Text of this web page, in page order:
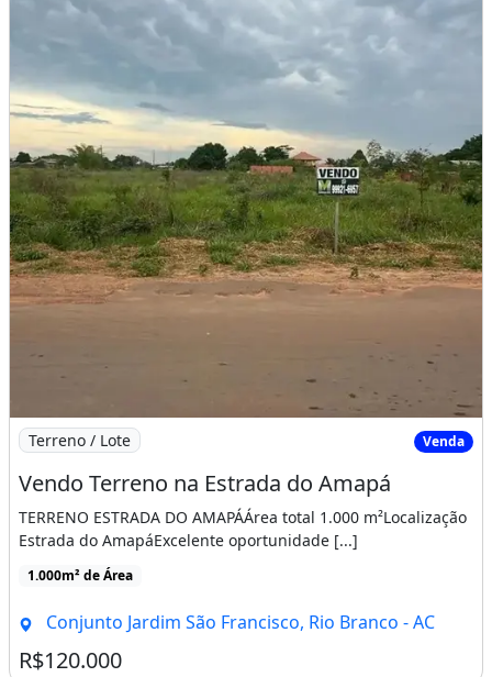
Imagem: Vendo Terreno na Estrada do Amapá
Terreno / Lote Venda
Vendo Terreno na Estrada do Amapá
TERRENO ESTRADA DO AMAPÁÁrea total 1.000 m²Localização
Estrada do AmapáExcelente oportunidade [...]
1.000m² de Área
Conjunto Jardim São Francisco, Rio Branco - AC
R$120.000